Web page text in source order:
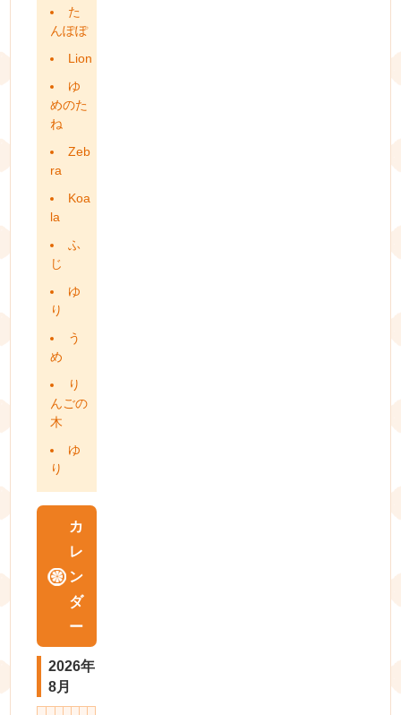
た
んぽぽ
Lion
ゆ
めのた
ね
Zeb
ra
Koa
la
ふ
じ
ゆ
り
う
め
り
んごの
木
ゆ
り
カ
レ
ン
ダ
ー
2026年
8月